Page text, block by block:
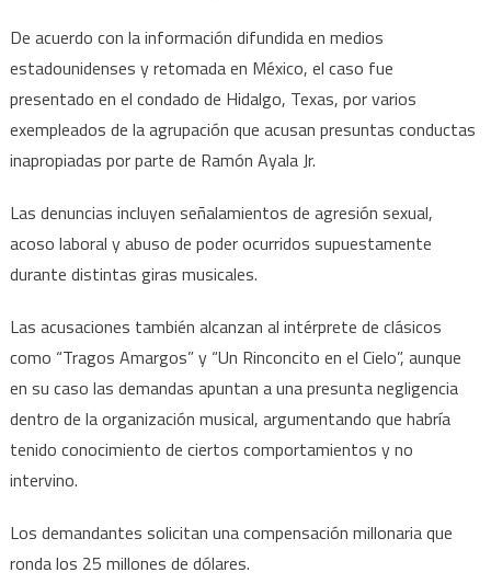
de
conducta
De acuerdo con la información difundida en medios
estadounidenses y retomada en México, el caso fue
presentado en el condado de Hidalgo, Texas, por varios
exempleados de la agrupación que acusan presuntas conductas
inapropiadas por parte de Ramón Ayala Jr.
Las denuncias incluyen señalamientos de agresión sexual,
acoso laboral y abuso de poder ocurridos supuestamente
durante distintas giras musicales.
Las acusaciones también alcanzan al intérprete de clásicos
como “Tragos Amargos” y “Un Rinconcito en el Cielo”, aunque
en su caso las demandas apuntan a una presunta negligencia
dentro de la organización musical, argumentando que habría
tenido conocimiento de ciertos comportamientos y no
intervino.
Los demandantes solicitan una compensación millonaria que
ronda los 25 millones de dólares.